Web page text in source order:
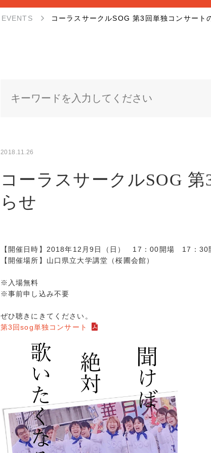
EVENTS コーラスサークルSOG 第3回単独コンサート
2018.11.26
コーラスサークルSOG
らせ
【開催日時】2018年12月9日（日） 17：00開場 17：30
【開催場所】山口県立大学講堂（桜圃会館）
※入場無料
※事前申し込み不要
ぜひ聴きにきてください。
第3回sog単独コンサート